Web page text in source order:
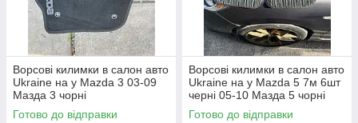
Ворсові килимки в салон авто
Ukraine на у Mazda 3 03-09
Мазда 3 чорні
Готово до відправки
Ворсові килимки в салон авто
Ukraine на у Mazda 5 7м 6шт
черні 05-10 Мазда 5 чорні
Готово до відправки